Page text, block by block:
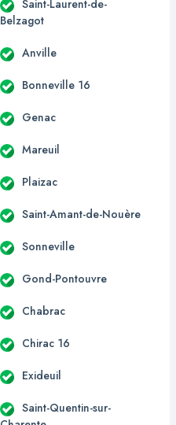
Saint-Laurent-de-
Belzagot
Anville
Bonneville 16
Genac
Mareuil
Plaizac
Saint-Amant-de-Nouère
Sonneville
Gond-Pontouvre
Chabrac
Chirac 16
Exideuil
Saint-Quentin-sur-